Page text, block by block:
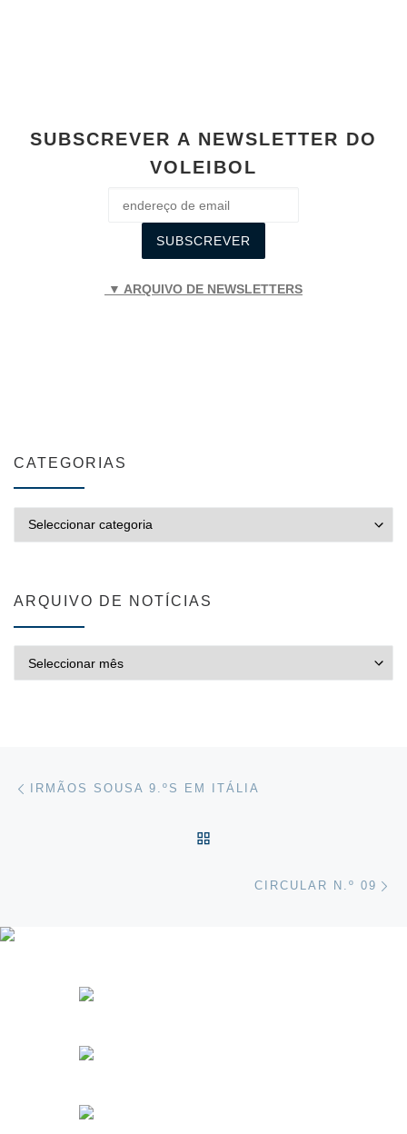
SUBSCREVER A NEWSLETTER DO
VOLEIBOL
▼ ARQUIVO DE NEWSLETTERS
CATEGORIAS
ARQUIVO DE NOTÍCIAS
Post navigation
IRMÃOS SOUSA 9.ºS EM ITÁLIA
CIRCULAR N.º 09